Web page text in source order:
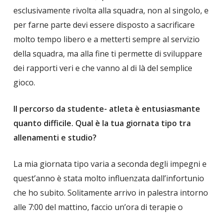
esclusivamente rivolta alla squadra, non al singolo, e
per farne parte devi essere disposto a sacrificare
molto tempo libero e a metterti sempre al servizio
della squadra, ma alla fine ti permette di sviluppare
dei rapporti veri e che vanno al di là del semplice
gioco.
Il percorso da studente- atleta è entusiasmante
quanto difficile. Qual è la tua giornata tipo tra
allenamenti e studio?
La mia giornata tipo varia a seconda degli impegni e
quest’anno è stata molto influenzata dall’infortunio
che ho subito. Solitamente arrivo in palestra intorno
alle 7:00 del mattino, faccio un’ora di terapie o